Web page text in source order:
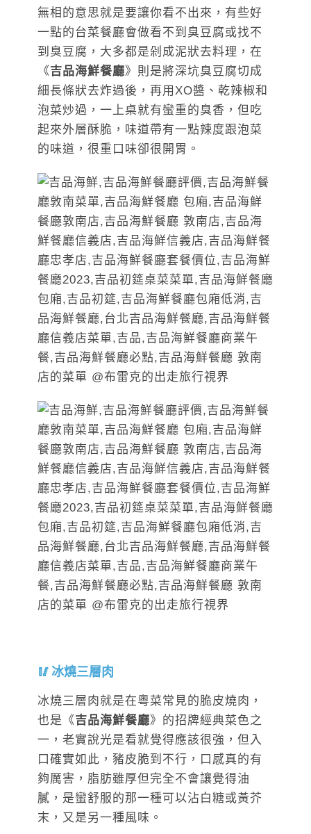
無相的意思就是要讓你看不出來，有些好
一點的台菜餐廳會做看不到臭豆腐或找不
到臭豆腐，大多都是剁成泥狀去料理，在
《吉品海鮮餐廳》則是將深坑臭豆腐切成
細長條狀去炸過後，再用XO醬、乾辣椒和
泡菜炒過，一上桌就有蠻重的臭香，但吃
起來外層酥脆，味道帶有一點辣度跟泡菜
的味道，很重口味卻很開胃。
冰燒三層肉
冰燒三層肉就是在粵菜常見的脆皮燒肉，
也是《吉品海鮮餐廳》的招牌經典菜色之
一，老實說光是看就覺得應該很強，但入
口確實如此，豬皮脆到不行，口感真的有
夠厲害，脂肪雖厚但完全不會讓覺得油
膩，是蠻舒服的那一種可以沾白糖或黃芥
末，又是另一種風味。